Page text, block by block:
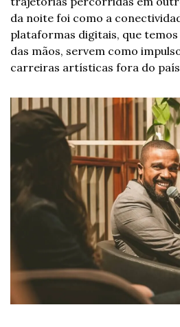
da noite foi como a
plataformas digitais, que
das mãos, servem como
carreiras artísticas fora do